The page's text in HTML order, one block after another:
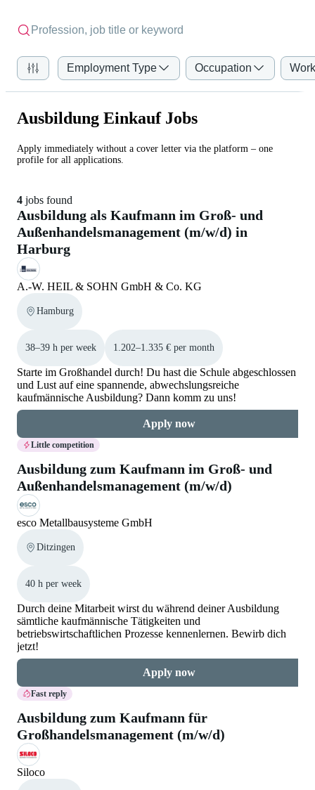
Employment Type Occupation
Ausbildung Einkauf Jobs
Apply immediately without a cover letter via the platform – one
profile for all applications.
4 jobs found
Ausbildung als Kaufmann im Groß- und
Außenhandelsmanagement (m/w/d) in
Harburg
A.-W. HEIL & SOHN GmbH & Co. KG
Hamburg
38–39 h per week 1.202–1.335 € per month
Starte im Großhandel durch! Du hast die Schule abgeschlossen
und Lust auf eine spannende, abwechslungsreiche
kaufmännische Ausbildung? Dann komm zu uns!
Apply now
Little competition
Ausbildung zum Kaufmann im Groß- und
Außenhandelsmanagement (m/w/d)
esco Metallbausysteme GmbH
Ditzingen
40 h per week
Durch deine Mitarbeit wirst du während deiner Ausbildung
sämtliche kaufmännische Tätigkeiten und
betriebswirtschaftlichen Prozesse kennenlernen. Bewirb dich
jetzt!
Apply now
Fast reply
Ausbildung zum Kaufmann für
Großhandelsmanagement (m/w/d)
Siloco